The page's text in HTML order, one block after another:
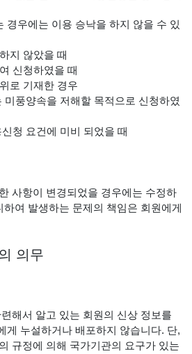
우에는 이용 승낙을 하지 않을 수 있
지 않았을 때
신청하였을 때
로 기재한 경우
미풍양속을 저해할 목적으로 신청하였
청 요건에 미비 되었을 때
사항이 변경되었을 경우에는 수정하
여 발생하는 문제의 책임은 회원에게
의무
해서 알고 있는 회원의 신상 정보를
게 누설하거나 배포하지 않습니다. 단,
규정에 의해 국가기관의 요구가 있는